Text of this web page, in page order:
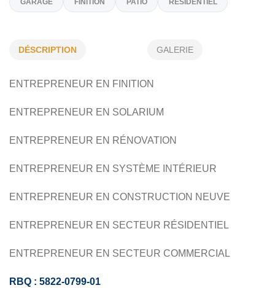
Sur Demande
CONSTRUCTION FENESTRATION
GARAGE FINITION PATIO
DÉSCRIPTION GALERIE
ENTREPRENEUR EN FINITION
ENTREPRENEUR EN SOLARIUM
ENTREPRENEUR EN RÉNOVATION
ENTREPRENEUR EN SYSTÈME INTÉRIEUR
ENTREPRENEUR EN CONSTRUCTION NEUVE
ENTREPRENEUR EN SECTEUR RÉSIDENTIEL
ENTREPRENEUR EN SECTEUR COMMERCIAL
RBQ : 5822-0799-01